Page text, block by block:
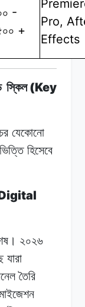
-
+
Pro,
Effects
স্কিল(Key
যেকোনো
ভিত্তি হিসেবে
২০২৬
যারা
তৈরি